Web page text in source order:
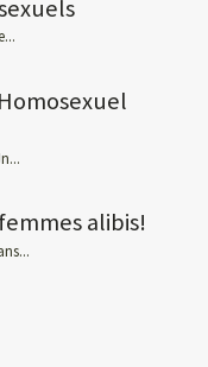
alibis!